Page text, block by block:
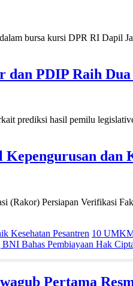
bursa kursi DPR RI Dapil
PDIP Raih
prediksi hasil pemilu
dan
Persiapan Verifikasi
Kesehatan Pesantren 10
Bahas Pembiayaan Hak
Pertama